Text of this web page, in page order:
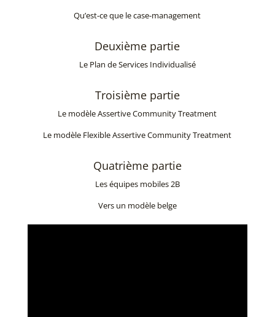
Qu’est-ce que le case-management
Deuxième partie
Le Plan de Services Individualisé
Troisième partie
Le modèle Assertive Community Treatment
Le modèle Flexible Assertive Community Treatment
Quatrième partie
Les équipes mobiles 2B
Vers un modèle belge